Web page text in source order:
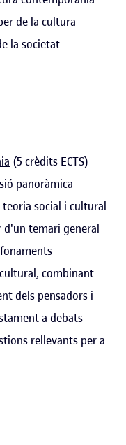
de la cultura
la societat
(5 crèdits ECTS)
panoràmica
social i cultural
d'un temari general
combinant
dels pensadors i
a debats
rellevants per a